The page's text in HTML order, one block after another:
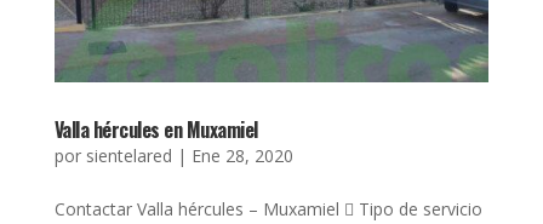
Valla hércules en Muxamiel
por sientelared | Ene 28, 2020
Contactar Valla hércules – Muxamiel  Tipo de servicio